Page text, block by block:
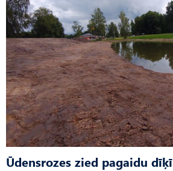
Ūdensrozes zied pagaidu dīķī